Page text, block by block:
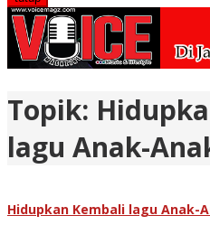
Topik:
lagu Anak-
Hidupkan Kembali lagu Anak-